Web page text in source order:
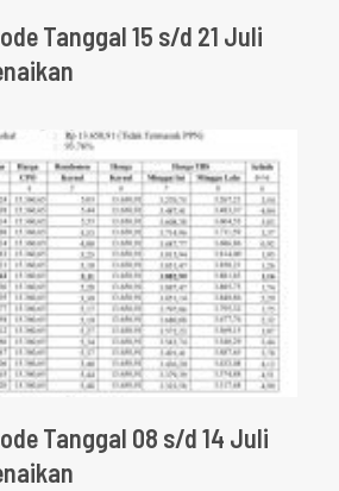
Tanggal 15 s/d 21 Juli
Tanggal 08 s/d 14 Juli